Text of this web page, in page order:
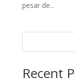
pesar de...
Recent